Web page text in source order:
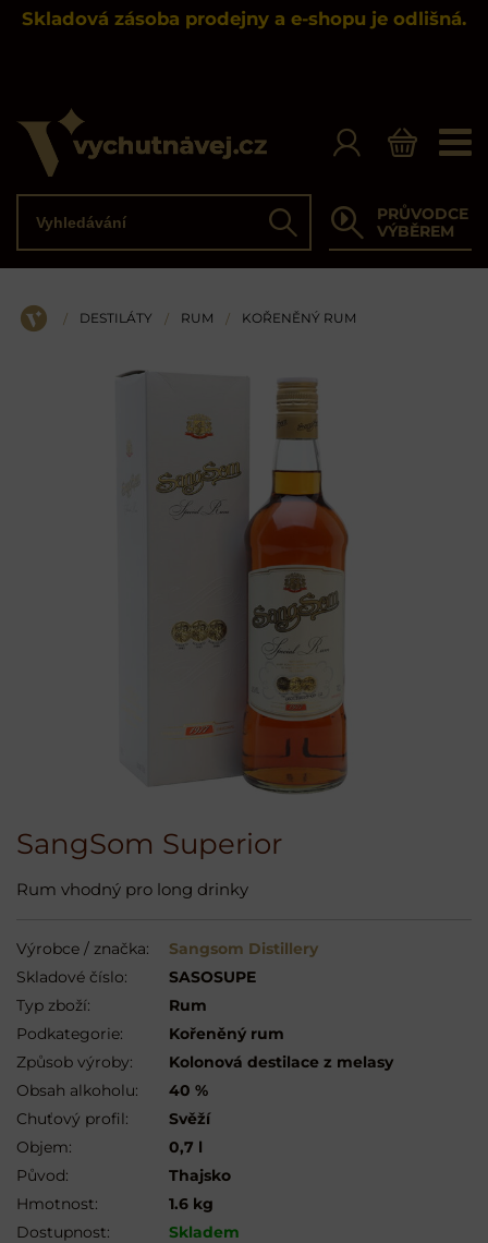
Skladová zásoba prodejny a e-shopu je odlišná.
Hledat
PRŮVODCE
VÝBĚREM
ÚVOD
/ DESTILÁTY / RUM / KOŘENĚNÝ RUM
SangSom Superior
Rum vhodný pro long drinky
Výrobce / značka:
Sangsom Distillery
Skladové číslo:
SASOSUPE
Typ zboží:
Rum
Podkategorie:
Kořeněný rum
Způsob výroby:
Kolonová destilace z melasy
Obsah alkoholu:
40 %
Chuťový profil:
Svěží
Objem:
0,7 l
Původ:
Thajsko
Hmotnost:
1.6 kg
Dostupnost:
Skladem